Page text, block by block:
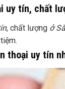
uy tín, chất
, chất lượng ở
thoại uy tín